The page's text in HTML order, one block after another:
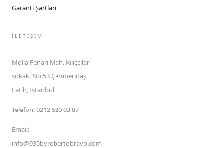
Garanti Şartları
İLETIŞIM
Molla Fenari Mah. Kılıçcılar
sokak. No:53 Çemberlitaş,
Fatih, İstanbul
Telefon:0212 520 03 87
Email:
info@935byrobertobravo.com